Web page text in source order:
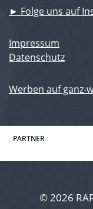
► Folge uns auf
Impressum
Datenschutz
Werben auf ganz-
PARTNER
© 2026